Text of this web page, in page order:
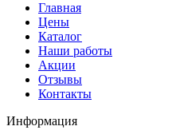
Главная
Цены
Каталог
Наши работы
Акции
Отзывы
Контакты
Информация